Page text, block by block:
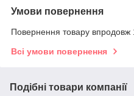
Умови повернення
Повернення товару впродовж
Всі умови повернення
Подібні товари компанії